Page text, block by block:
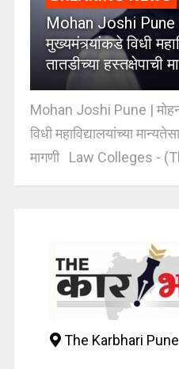
Mohan Joshi Pune |
मुख्यमंत्र्यांकडे विधी
तातडीच्या हस्तक्षेपाची
Mohan Joshi Pune |
विधी महाविद्यालयांच्या
मागणी Law Colleges -
The Karbhari Pune